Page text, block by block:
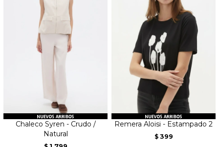
Chaleco Syren - Crudo /
Natural
Remera Aloisi - Estampado 2
$ 399